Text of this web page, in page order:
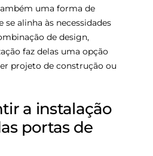
uma forma de
se alinha às necessidades
de design,
faz delas uma opção
projeto de construção ou
a instalação
portas de